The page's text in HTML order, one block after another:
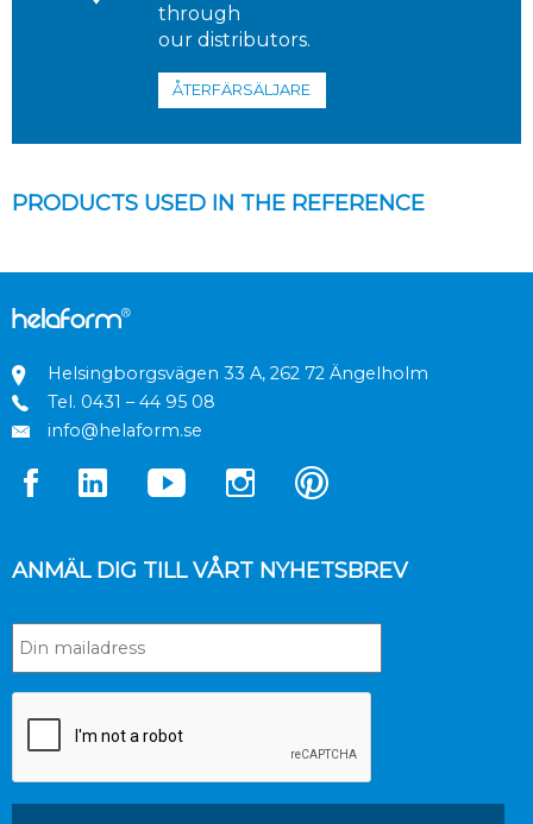
through
our distributors.
ÅTERFÄRSÄLJARE
PRODUCTS USED IN THE REFERENCE
Helsingborgsvägen 33 A, 262 72 Ängelholm
Tel. 0431 – 44 95 08
info@helaform.se
ANMÄL DIG TILL VÅRT NYHETSBREV